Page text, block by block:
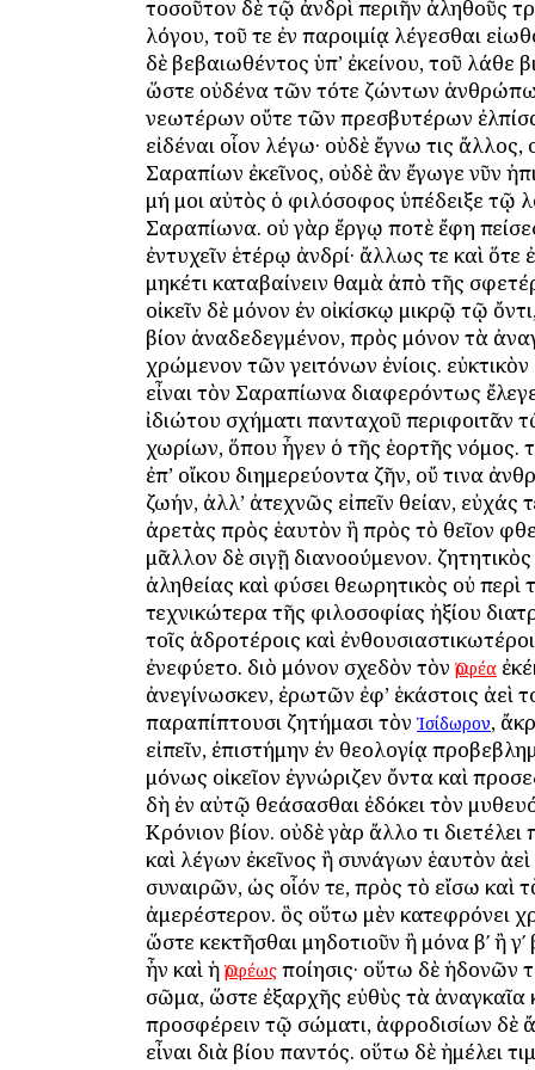
τοσοῦτον δὲ τῷ ἀνδρὶ περιῆν ἀληθοῦς
λόγου, τοῦ τε ἐν παροιμίᾳ λέγεσθαι
δὲ βεβαιωθέντος ὑπ’ ἐκείνου, τοῦ λάθε
ὥστε οὐδένα τῶν τότε ζώντων
νεωτέρων οὔτε τῶν πρεσβυτέρων
εἰδέναι οἷον λέγω· οὐδὲ ἔγνω τις ἄλλος,
Σαραπίων ἐκεῖνος, οὐδὲ ἂν ἔγωγε νῦν
μή μοι αὐτὸς ὁ φιλόσοφος ὑπέδειξε τῷ
Σαραπίωνα. οὐ γὰρ ἔργῳ ποτὲ ἔφη
ἐντυχεῖν ἑτέρῳ ἀνδρί· ἄλλως τε καὶ ὅτε
μηκέτι καταβαίνειν θαμὰ ἀπὸ τῆς
οἰκεῖν δὲ μόνον ἐν οἰκίσκῳ μικρῷ τῷ
βίον ἀναδεδεγμένον, πρὸς μόνον τὰ
χρώμενον τῶν γειτόνων ἐνίοις. εὐκτικὸν
εἶναι τὸν Σαραπίωνα διαφερόντως
ἰδιώτου σχήματι πανταχοῦ περιφοιτᾶν
χωρίων, ὅπου ἦγεν ὁ τῆς ἑορτῆς νόμος.
ἐπ’ οἴκου διημερεύοντα ζῆν, οὔ τινα
ζωήν, ἀλλ’ ἀτεχνῶς εἰπεῖν θείαν, εὐχάς
ἀρετὰς πρὸς ἑαυτὸν ἢ πρὸς τὸ θεῖον
μᾶλλον δὲ σιγῇ διανοούμενον.
ἀληθείας καὶ φύσει θεωρητικὸς οὐ περὶ
τεχνικώτερα τῆς φιλοσοφίας ἠξίου
τοῖς ἁδροτέροις καὶ
ἐνεφύετο. διὸ μόνον σχεδὸν τὸν Ὀρφέα
ἀνεγίνωσκεν, ἐρωτῶν ἐφ’ ἑκάστοις ἀεὶ
παραπίπτουσι ζητήμασι τὸν Ἰσίδωρον,
εἰπεῖν, ἐπιστήμην ἐν θεολογίᾳ
μόνως οἰκεῖον ἐγνώριζεν ὄντα καὶ
δὴ ἐν αὐτῷ θεάσασθαι ἐδόκει τὸν
Κρόνιον βίον. οὐδὲ γὰρ ἄλλο τι
καὶ λέγων ἐκεῖνος ἢ συνάγων ἑαυτὸν ἀεὶ
συναιρῶν, ὡς οἷόν τε, πρὸς τὸ εἴσω καὶ
ἀμερέστερον. ὃς οὕτω μὲν κατεφρόνει
ὥστε κεκτῆσθαι μηδοτιοῦν ἢ μόνα βʹ ἢ γʹ
ἦν καὶ ἡ Ὀρφέως ποίησις· οὕτω δὲ ἡδονῶν
σῶμα, ὥστε ἐξαρχῆς εὐθὺς τὰ ἀναγκαῖα
προσφέρειν τῷ σώματι, ἀφροδισίων δὲ
εἶναι διὰ βίου παντός. οὕτω δὲ ἠμέλει